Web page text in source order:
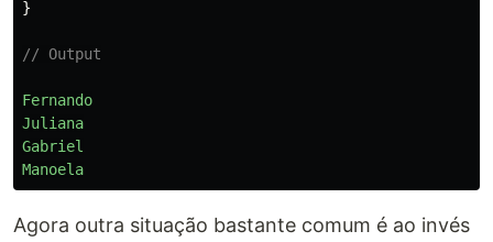
}
// Output
Fernando
Juliana
Gabriel
Manoela
Agora outra situação bastante comum é ao invés